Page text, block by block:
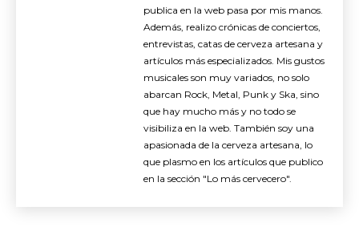
publica en la web pasa por mis manos.
Además, realizo crónicas de conciertos,
entrevistas, catas de cerveza artesana y
artículos más especializados. Mis gustos
musicales son muy variados, no solo
abarcan Rock, Metal, Punk y Ska, sino
que hay mucho más y no todo se
visibiliza en la web. También soy una
apasionada de la cerveza artesana, lo
que plasmo en los artículos que publico
en la sección "Lo más cervecero".